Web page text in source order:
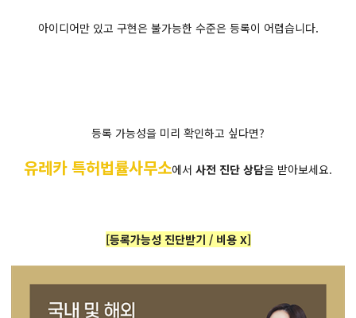
아이디어만 있고 구현은 불가능한 수준은 등록이 어렵습니다.
등록 가능성을 미리 확인하고 싶다면?
유레카 특허법률사무소에서 사전 진단 상담을 받아보세요.
[등록가능성 진단받기 / 비용 X]